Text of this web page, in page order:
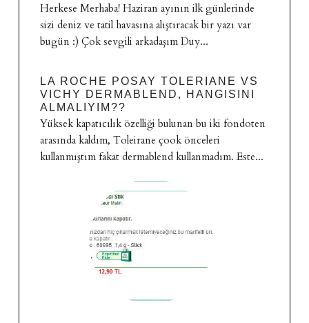
Herkese Merhaba! Haziran ayının ilk günlerinde
sizi deniz ve tatil havasına alıştıracak bir yazı var
bugün :) Çok sevgili arkadaşım Duy...
LA ROCHE POSAY TOLERIANE VS
VICHY DERMABLEND, HANGISINI
ALMALIYIM??
Yüksek kapatıcılık özelliği bulunan bu iki fondoten
arasında kaldım, Toleirane çook önceleri
kullanmıştım fakat dermablend kullanmadım. Este...